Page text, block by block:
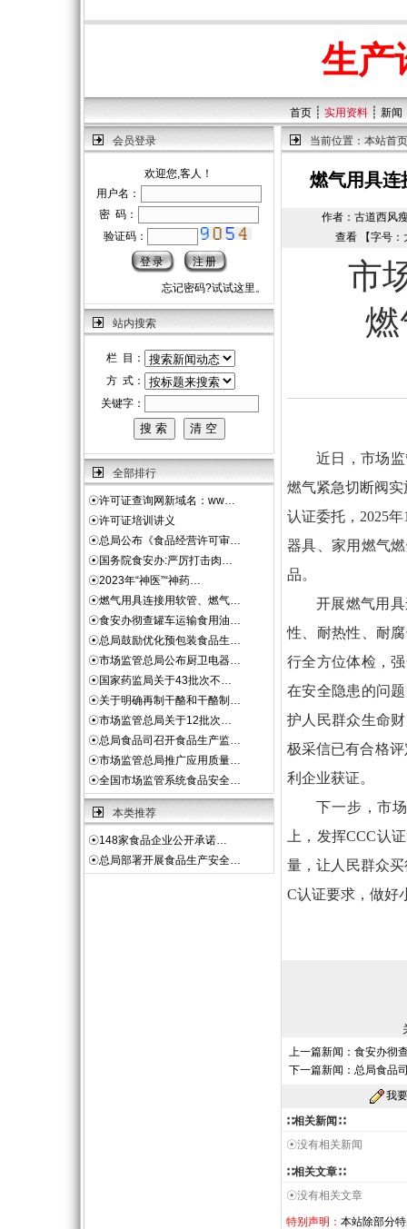
生产
首页 ┊ 实用资料 ┊ 新闻
会员登录
欢迎您,客人！
用户名：
密 码：
验证码：
忘记密码?试试这里。
站内搜索
栏 目：
方 式：
关键字：
全部排行
☉许可证查询网新域名：ww…
☉许可证培训讲义
☉总局公布《食品经营许可审…
☉国务院食安办:严厉打击肉…
☉2023年“神医”“神药…
☉燃气用具连接用软管、燃气…
☉食安办彻查罐车运输食用油…
☉总局鼓励优化预包装食品生…
☉市场监管总局公布厨卫电器…
☉国家药监局关于43批次不…
☉关于明确再制干酪和干酪制…
☉市场监管总局关于12批次…
☉总局食品司召开食品生产监…
☉市场监管总局推广应用质量…
☉全国市场监管系统食品安全…
本类推荐
☉148家食品企业公开承诺…
☉总局部署开展食品生产安全…
当前位置： 本站首页
燃气用具连
作者：古道西风
查看 【字号：
市
近日，市场
燃气紧急切断阀
认证委托，2025
器具、家用燃气
品。
开展燃气用
性、耐热性、耐
行全方位体检，
在安全隐患的问
护人民群众生命
极采信已有合格
利企业获证。
下一步，市
上，发挥CCC认
量，让人民群众
C认证要求，做好
上一篇新闻： 食安办彻
下一篇新闻： 总局食品
我
∷相关新闻∷
☉没有相关新闻
∷相关文章∷
☉没有相关文章
特别声明： 本站除部分